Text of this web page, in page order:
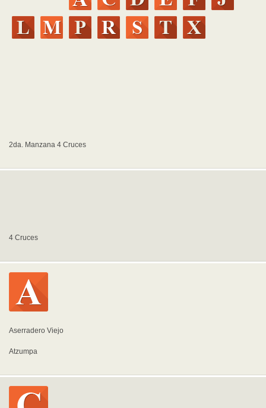
2da. Manzana 4 Cruces
4 Cruces
Aserradero Viejo
Atzumpa